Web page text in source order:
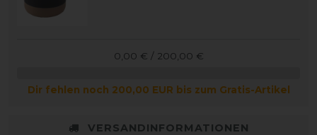
0,00 € / 200,00 €
Dir fehlen noch 200,00 EUR bis zum Gratis-Artikel
VERSANDINFORMATIONEN